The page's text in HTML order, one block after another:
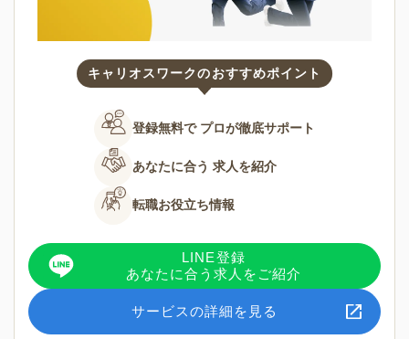
キャリオスワークのおすすめポイント
登録無料で プロが徹底サポート
あなたに合う 求人を紹介
転職お役立ち情報
LINE登録
あなたに合う求人をご紹介
サービスの詳細を見る